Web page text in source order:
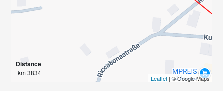
Distance
3834 km
Leaflet| © Google Maps